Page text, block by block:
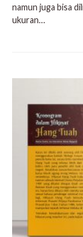
namun juga bisa
ukuran…